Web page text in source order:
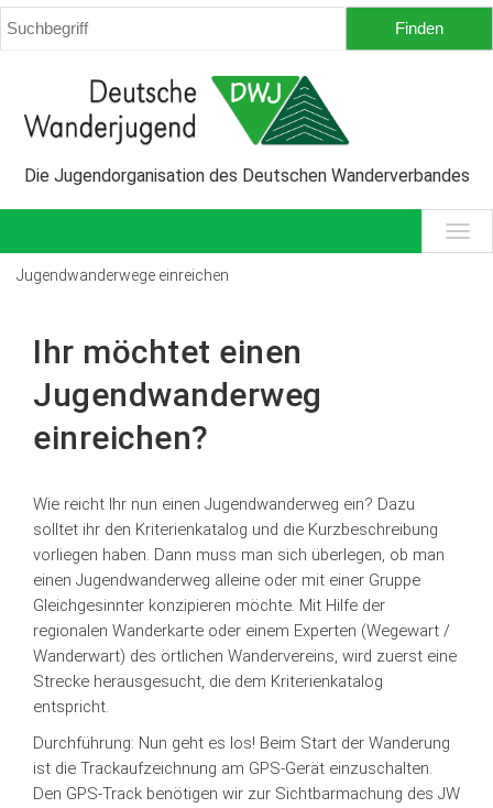
Die Jugendorganisation des Deutschen Wanderverbandes
Jugendwanderwege einreichen
Ihr möchtet einen
Jugendwanderweg
einreichen?
Wie reicht Ihr nun einen Jugendwanderweg ein? Dazu
solltet ihr den Kriterienkatalog und die Kurzbeschreibung
vorliegen haben. Dann muss man sich überlegen, ob man
einen Jugendwanderweg alleine oder mit einer Gruppe
Gleichgesinnter konzipieren möchte. Mit Hilfe der
regionalen Wanderkarte oder einem Experten (Wegewart /
Wanderwart) des örtlichen Wandervereins, wird zuerst eine
Strecke herausgesucht, die dem Kriterienkatalog
entspricht.
Durchführung: Nun geht es los! Beim Start der Wanderung
ist die Trackaufzeichnung am GPS-Gerät einzuschalten.
Den GPS-Track benötigen wir zur Sichtbarmachung des JW